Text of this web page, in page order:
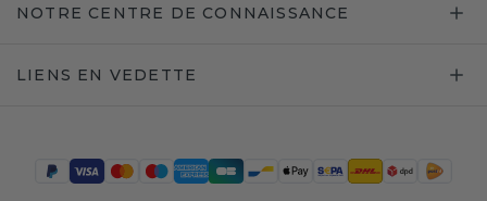
NOTRE CENTRE DE CONNAISSANCE
LIENS EN VEDETTE